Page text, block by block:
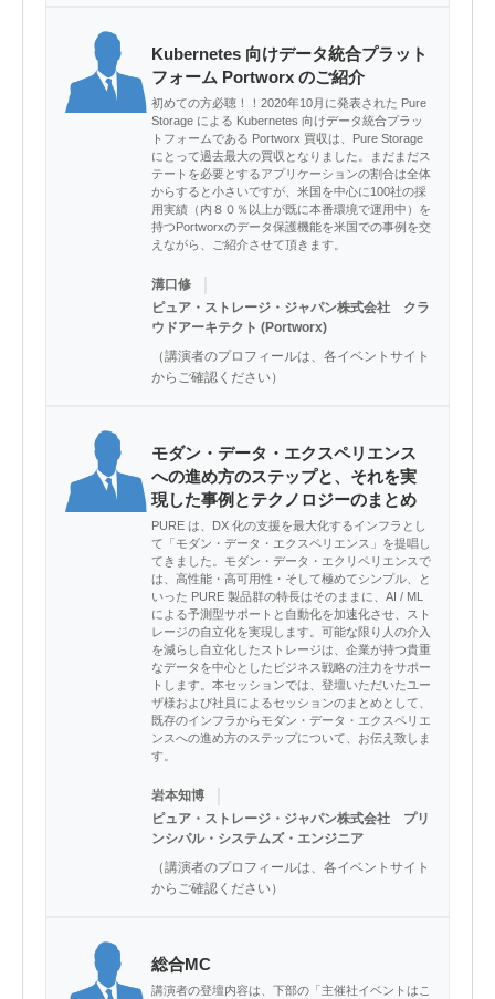
Kubernetes 向けデータ統合プラット
フォーム Portworx のご紹介
初めての方必聴！！2020年10月に発表された Pure
Storage による Kubernetes 向けデータ統合プラッ
トフォームである Portworx 買収は、Pure Storage
にとって過去最大の買収となりました。まだまだス
テートを必要とするアプリケーションの割合は全体
からすると小さいですが、米国を中心に100社の採
用実績（内８０％以上が既に本番環境で運用中）を
持つPortworxのデータ保護機能を米国での事例を交
えながら、ご紹介させて頂きます。
溝口修
ピュア・ストレージ・ジャパン株式会社 クラ
ウドアーキテクト (Portworx)
（講演者のプロフィールは、各イベントサイト
からご確認ください）
モダン・データ・エクスペリエンス
への進め方のステップと、それを実
現した事例とテクノロジーのまとめ
PURE は、DX 化の支援を最大化するインフラとし
て「モダン・データ・エクスペリエンス」を提唱し
てきました。モダン・データ・エクリペリエンスで
は、高性能・高可用性・そして極めてシンプル、と
いった PURE 製品群の特長はそのままに、AI / ML
による予測型サポートと自動化を加速化させ、スト
レージの自立化を実現します。可能な限り人の介入
を減らし自立化したストレージは、企業が持つ貴重
なデータを中心としたビジネス戦略の注力をサポー
トします。本セッションでは、登壇いただいたユー
ザ様および社員によるセッションのまとめとして、
既存のインフラからモダン・データ・エクスペリエ
ンスへの進め方のステップについて、お伝え致しま
す。
岩本知博
ピュア・ストレージ・ジャパン株式会社 プリ
ンシパル・システムズ・エンジニア
（講演者のプロフィールは、各イベントサイト
からご確認ください）
総合MC
講演者の登壇内容は、下部の「主催社イベントはこ